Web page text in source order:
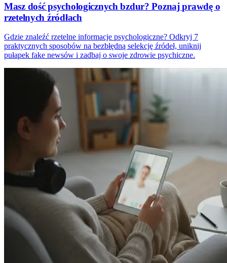
Masz dość psychologicznych bzdur? Poznaj prawdę o
rzetelnych źródłach
Gdzie znaleźć rzetelne informacje psychologiczne? Odkryj 7
praktycznych sposobów na bezbłędną selekcję źródeł, uniknij
pułapek fake newsów i zadbaj o swoje zdrowie psychiczne.